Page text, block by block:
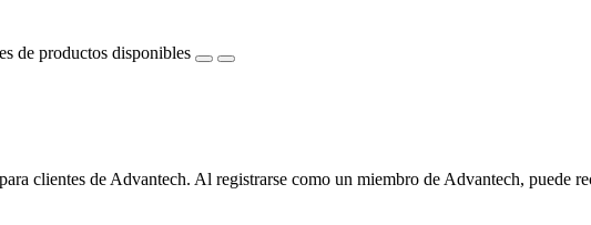
de productos disponibles
clientes de Advantech. Al registrarse como un miembro de Advantech, puede